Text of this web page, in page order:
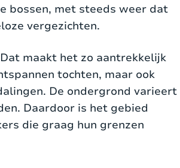
bossen, met steeds weer dat
vergezichten.
maakt het zo aantrekkelijk
tochten, maar ook
De ondergrond varieert
Daardoor is het gebied
die graag hun grenzen